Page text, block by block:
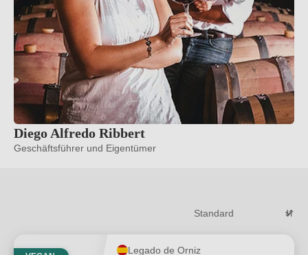
Diego Alfredo Ribbert
Geschäftsführer und Eigentümer
Legado de Orniz